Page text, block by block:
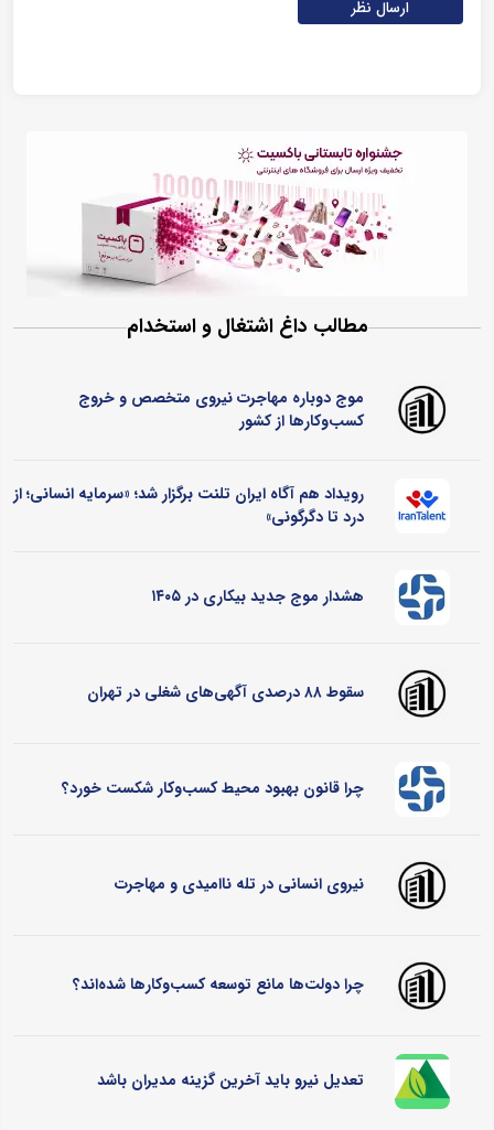
ارسال نظر
مطالب داغ اشتغال و استخدام
موج دوباره مهاجرت نیروی متخصص و خروج
کسب‌وکارها از کشور
رویداد هم آگاه ایران تلنت برگزار شد؛ «سرمایه انسانی؛ از
درد تا دگرگونی»
هشدار موج جدید بیکاری در ۱۴۰۵
سقوط ۸۸ درصدی آگهی‌های شغلی در تهران
چرا قانون بهبود محیط کسب‌وکار شکست خورد؟
نیروی انسانی در تله ناامیدی و مهاجرت
چرا دولت‌ها مانع توسعه کسب‌وکارها شده‌اند؟
تعدیل نیرو باید آخرین گزینه مدیران باشد